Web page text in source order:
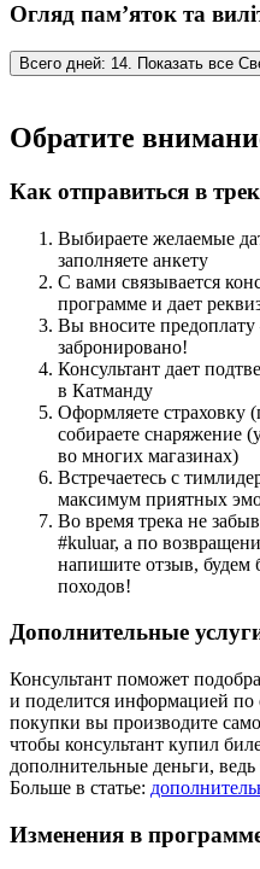
Огляд пам’яток та
Всего дней: 14. Показать все
Обратите
Как отправиться в
Выбираете желаемые
заполняете анкету
С вами связывается
программе и дает
Вы вносите предоплату
забронировано!
Консультант дает
в Катманду
Оформляете страховку
собираете снаряжение
во многих магазинах)
Встречаетесь с
максимум приятных
Во время трека не
#kuluar, а по
напишите отзыв,
походов!
Дополнительные
Консультант поможет
и поделится информацией
покупки вы производите
чтобы консультант купил
дополнительные деньги, ведь
Больше в статье:
Изменения в